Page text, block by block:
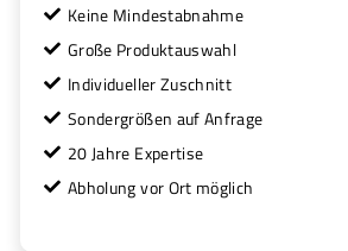
Keine Mindestabnahme
Große Produktauswahl
Individueller Zuschnitt
Sondergrößen auf Anfrage
20 Jahre Expertise
Abholung vor Ort möglich